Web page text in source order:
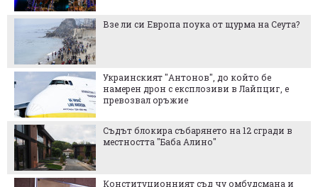
Взе ли си Европа поука от щурма на Сеута?
Украинският "Антонов", до който бе
намерен дрон с експлозиви в Лайпциг, е
превозвал оръжие
Съдът блокира събарянето на 12 сгради в
местността "Баба Алино"
Конституционният съд чу омбудсмана и